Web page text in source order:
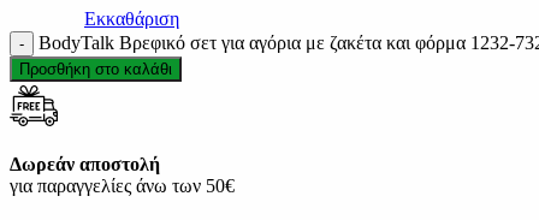
Εκκαθάριση
BodyTalk Βρεφικό σετ για αγόρια με ζακέτα και φόρμα 1232-
Προσθήκη στο καλάθι
Δωρεάν αποστολή
για παραγγελίες άνω των 50€